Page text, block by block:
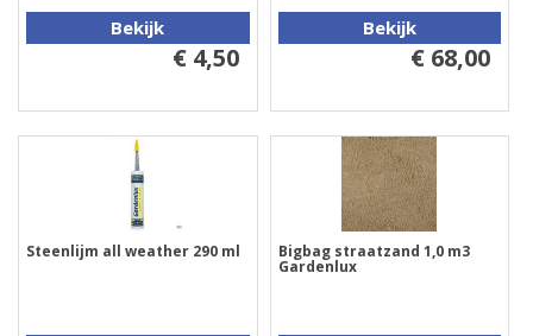
Bekijk
€ 4,50
Bekijk
€ 68,00
Steenlijm all weather 290 ml Bigbag straatzand 1,0 m3
Gardenlux